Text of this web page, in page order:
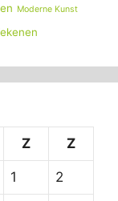
Moderne Kunst
Z Z
1 2